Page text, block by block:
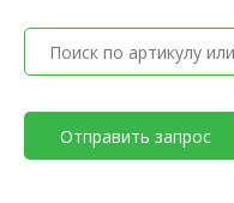
Отправить запрос